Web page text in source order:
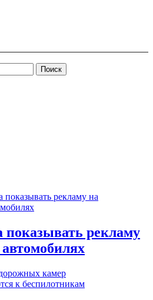
показывать рекламу